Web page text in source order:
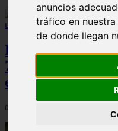
anuncios
tráfico en
de donde llegan
Peugeot acelera
7.062
en julio
06/08/2026